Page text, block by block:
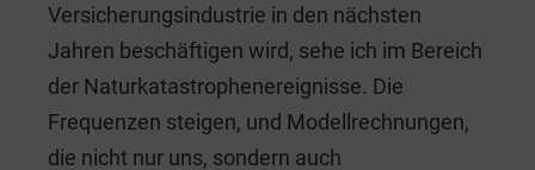
Versicherungsindustrie in den nächsten
Jahren beschäftigen wird, sehe ich im Bereich
der Naturkatastrophenereignisse. Die
Frequenzen steigen, und Modellrechnungen,
die nicht nur uns, sondern auch